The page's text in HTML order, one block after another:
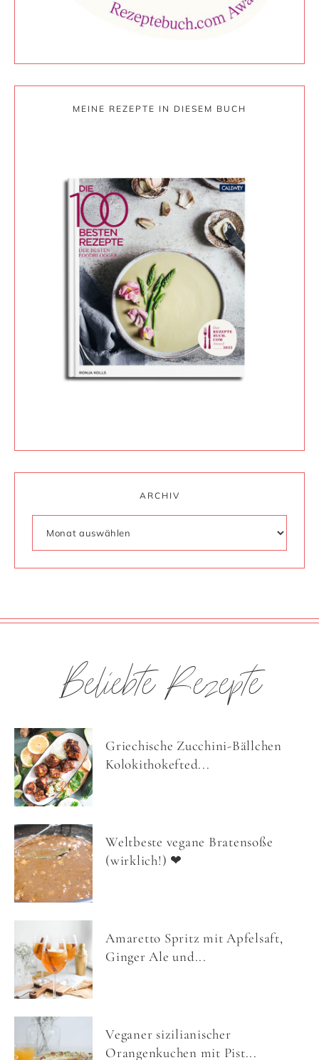
MEINE REZEPTE IN DIESEM BUCH
ARCHIV
Beliebte Rezepte
Griechische Zucchini-Bällchen
Kolokithokefted...
Weltbeste vegane Bratensoße
(wirklich!) ❤
Amaretto Spritz mit Apfelsaft,
Ginger Ale und...
Veganer sizilianischer
Orangenkuchen mit Pist...